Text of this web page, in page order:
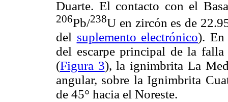
Duarte. El contacto con el
206Pb/238U en zircón es de
del suplemento electrónico). En
del escarpe principal de la
(Figura 3), la ignimbrita La
angular, sobre la Ignimbrita
de 45° hacia el Noreste.